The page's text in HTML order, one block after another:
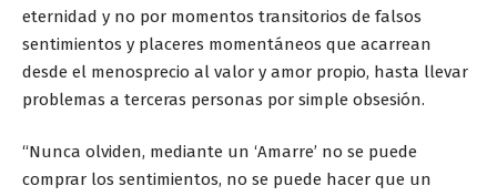
eternidad y no por momentos transitorios de falsos
sentimientos y placeres momentáneos que acarrean
desde el menosprecio al valor y amor propio, hasta llevar
problemas a terceras personas por simple obsesión.
“Nunca olviden, mediante un ‘Amarre’ no se puede
comprar los sentimientos, no se puede hacer que un